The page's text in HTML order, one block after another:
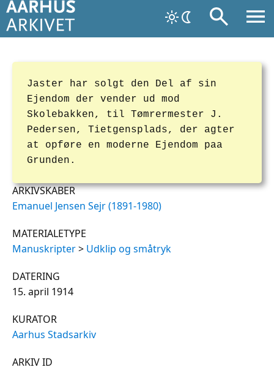
Jaster har solgt den Del af sin
Ejendom der vender ud mod
Skolebakken, til Tømrermester J.
Pedersen, Tietgensplads, der agter
at opføre en moderne Ejendom paa
Grunden.
ARKIVSKABER
Emanuel Jensen Sejr (1891-1980)
MATERIALETYPE
Manuskripter> Udklip og småtryk
DATERING
15. april 1914
KURATOR
Aarhus Stadsarkiv
ARKIV ID